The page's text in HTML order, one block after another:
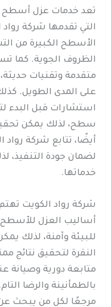
تعد خدمات عزل أسطح
التي تقدمها شركة
الأسطح الكبيرة من
الظروف الجوية. كما
متقدمة وتقنيات
على المدى الطويل.
استشارات قبل البدء
سطح، لذلك يمكن
أيضًا، تتابع شركة
لضمان جودة التنفيذ،
خدماتها.
شركة رواد الكويت
أساليب العزل للأسطح
للبيئة وآمنة، لذلك
النقرة لتحقيق نتائج
متابعة دورية وصيانة
بالطمأنينة والرضا
مرجعًا لكل من يبحث